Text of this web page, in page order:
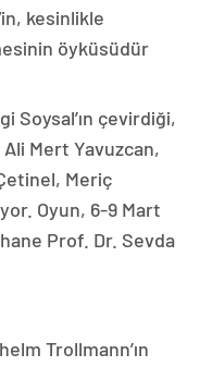
kesinlikle
öyküsüdür
Soysal’ın çevirdiği,
Mert Yavuzcan,
Meriç
Oyun, 6-9 Mart
Prof. Dr. Sevda
Trollmann’ın